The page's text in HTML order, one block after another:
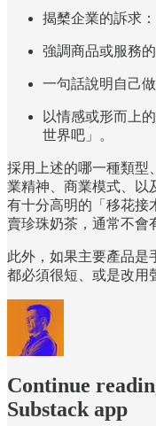
揭櫫企業的訴求
強調商品或服務
一句話說明自己
以情感或形而上
世界吧」。
採用上述的哪一種類型
業精神、商業模式、以
有十分高明的「移花接
賣珍珠奶茶，通常不會
此外，如果主要產品是
都必須很短、或是改用
Continue
Substack app